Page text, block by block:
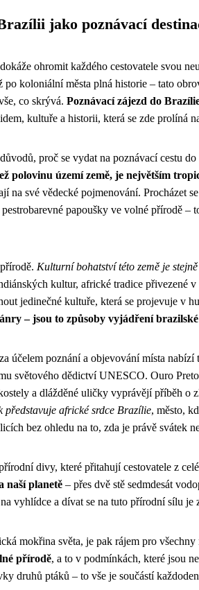
jako poznávací
ohromit každého cestovatele svou
po koloniální města plná historie – tato
co skrývá. Poznávací zájezd do
kultuře a historii, která se zde prolíná
proč se vydat na poznávací cestu
polovinu území země, je největším
na své vědecké pojmenování. Procházet
papoušky ve volné přírodě –
Kulturní bohatství této země je
kultur, africké tradice přivezené
jedinečné kultuře, která se projevuje v
– jsou to způsoby vyjádření brazilské
účelem poznání a objevování místa
světového dědictví UNESCO. Ouro
a dlážděné uličky vyprávějí příběh o
představuje africké srdce Brazílie, město,
bez ohledu na to, zda je právě svátek
divy, které přitahují cestovatele z
naší planetě – přes dvě stě sedmdesát
vyhlídce a dívat se na tuto přírodní sílu
mokřina světa, je pak rájem pro
přírodě, a to v podmínkách, které jsou
druhů ptáků – to vše je součástí